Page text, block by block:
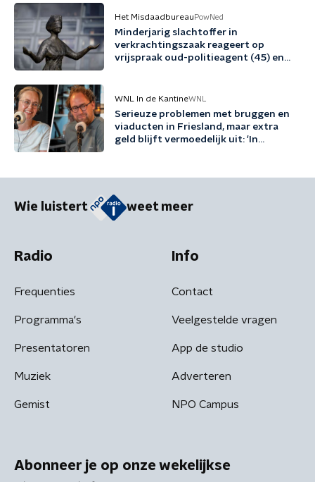
Het Misdaadbureau PowNed
Minderjarig slachtoffer in
verkrachtingszaak reageert op
vrijspraak oud-politieagent (45) en
WNL In de KantineWNL
Serieuze problemen met bruggen en
viaducten in Friesland, maar extra
geld blijft vermoedelijk uit: 'In
Wie luistert weet meer
Radio
Frequenties
Programma's
Presentatoren
Muziek
Gemist
Info
Contact
Veelgestelde vragen
App de studio
Adverteren
NPO Campus
Abonneer je op onze wekelijkse